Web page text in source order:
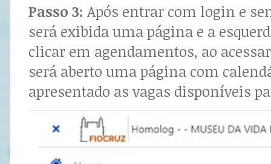
Passo 3: Após entrar com login e
será exibida uma página e a
clicar em agendamentos, ao
será aberto uma página com
apresentado as vagas disponíveis